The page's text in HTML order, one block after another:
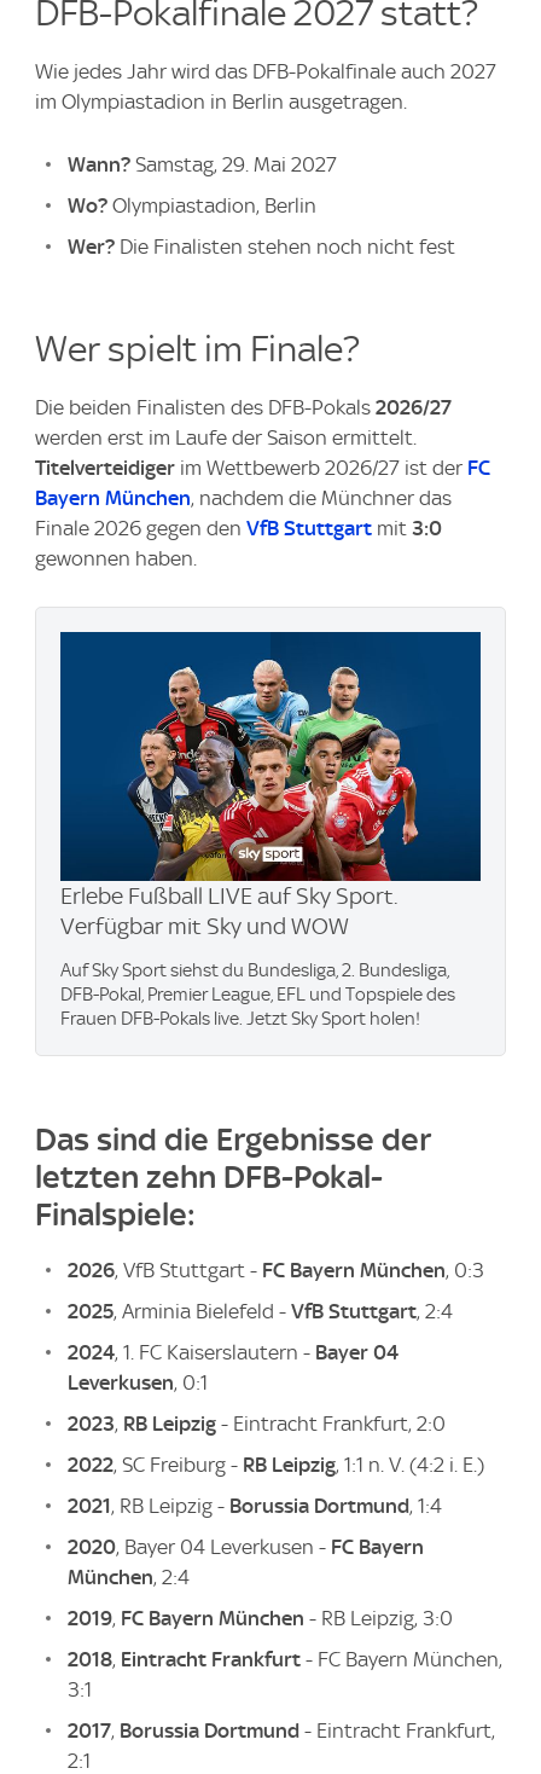
DFB-Pokalfinale 2027 statt?
Wie jedes Jahr wird das DFB-Pokalfinale auch 2027
im Olympiastadion in Berlin ausgetragen.
Wann? Samstag, 29. Mai 2027
Wo? Olympiastadion, Berlin
Wer? Die Finalisten stehen noch nicht fest
Wer spielt im Finale?
Die beiden Finalisten des DFB-Pokals 2026/27
werden erst im Laufe der Saison ermittelt.
Titelverteidiger im Wettbewerb 2026/27 ist der FC
Bayern München, nachdem die Münchner das
Finale 2026 gegen den VfB Stuttgart mit 3:0
gewonnen haben.
Erlebe Fußball LIVE auf Sky Sport.
Verfügbar mit Sky und WOW
Auf Sky Sport siehst du Bundesliga, 2. Bundesliga,
DFB-Pokal, Premier League, EFL und Topspiele des
Frauen DFB-Pokals live. Jetzt Sky Sport holen!
Das sind die Ergebnisse der
letzten zehn DFB-Pokal-
Finalspiele:
2026, VfB Stuttgart - FC Bayern München, 0:3
2025, Arminia Bielefeld - VfB Stuttgart, 2:4
2024, 1. FC Kaiserslautern - Bayer 04
Leverkusen, 0:1
2023, RB Leipzig - Eintracht Frankfurt, 2:0
2022, SC Freiburg - RB Leipzig, 1:1 n. V. (4:2 i. E.)
2021, RB Leipzig - Borussia Dortmund, 1:4
2020, Bayer 04 Leverkusen - FC Bayern
München, 2:4
2019, FC Bayern München - RB Leipzig, 3:0
2018, Eintracht Frankfurt - FC Bayern München,
3:1
2017, Borussia Dortmund - Eintracht Frankfurt,
2:1